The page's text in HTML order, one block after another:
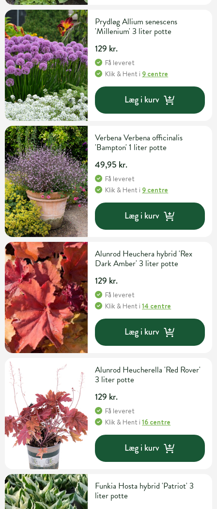
Prydløg Allium senescens
'Millenium' 3 liter potte
129 kr.
Få leveret
Klik & Hent i 9 centre
Læg i kurv
Verbena Verbena officinalis
'Bampton' 1 liter potte
49,95 kr.
Få leveret
Klik & Hent i 9 centre
Læg i kurv
Alunrod Heuchera hybrid 'Rex
Dark Amber' 3 liter potte
129 kr.
Få leveret
Klik & Hent i14 centre
Læg i kurv
Alunrod Heucherella 'Red Rover'
3 liter potte
129 kr.
Få leveret
Klik & Hent i16 centre
Læg i kurv
Funkia Hosta hybrid 'Patriot' 3
liter potte